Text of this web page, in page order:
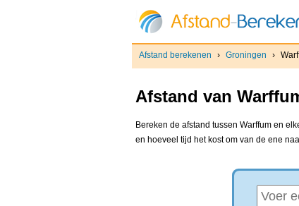
Afstand berekenen › Groningen ›
Afstand van
Bereken de afstand tussen Warffum en
en hoeveel tijd het kost om van de ene